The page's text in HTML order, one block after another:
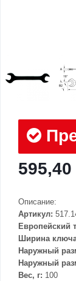
Описание:
Артикул:
Европейский
Ширина
Наружный
Наружный
Вес, г: 100